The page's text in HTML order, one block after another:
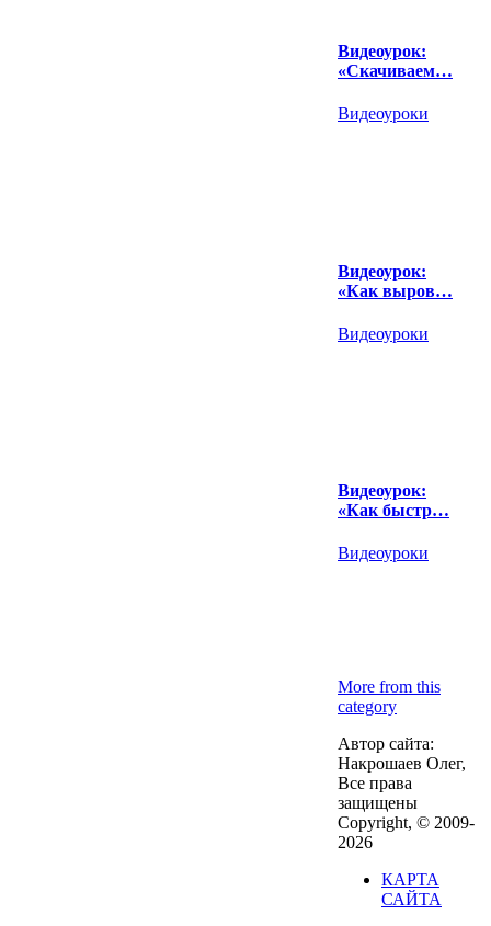
Видеоурок:
«Скачиваем…
Видеоуроки
Видеоурок:
«Как выров…
Видеоуроки
Видеоурок:
«Как быстр…
Видеоуроки
More from this
category
Автор сайта:
Накрошаев Олег,
Все права
защищены
Copyright, © 2009-
2026
КАРТА
САЙТА